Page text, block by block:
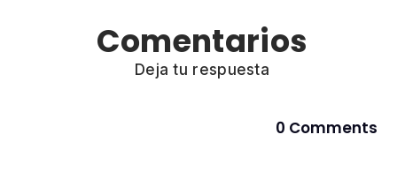
Comentarios
Deja tu respuesta
0 Comments